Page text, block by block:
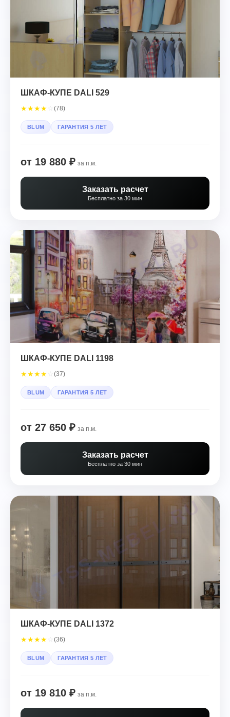
ШКАФ-КУПЕ DALI 529
★★★★ (78)
BLUM ГАРАНТИЯ 5 ЛЕТ
от 19 880 ₽ за п.м.
Заказать расчет
Бесплатно за 30 мин
ШКАФ-КУПЕ DALI 1198
★★★★ (37)
BLUM ГАРАНТИЯ 5 ЛЕТ
от 27 650 ₽ за п.м.
Заказать расчет
Бесплатно за 30 мин
ШКАФ-КУПЕ DALI 1372
★★★★ (36)
BLUM ГАРАНТИЯ 5 ЛЕТ
от 19 810 ₽ за п.м.